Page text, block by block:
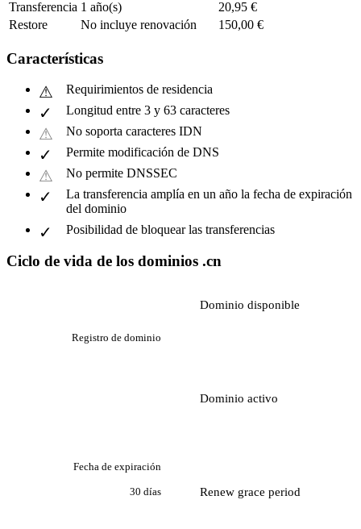
Transferencia 1 año(s)
20,95 €
Restore
No incluye renovación 150,00 €
Características
Requirimientos de residencia
Longitud entre 3 y 63 caracteres
No soporta caracteres IDN
Permite modificación de DNS
No permite DNSSEC
La transferencia amplía en un año la fecha de expiración
del dominio
Posibilidad de bloquear las transferencias
Ciclo de vida de los dominios .cn
Dominio disponible
Registro de dominio
Dominio activo
Fecha de expiración
30 días Renew grace period